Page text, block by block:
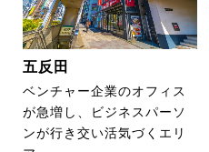
五反田
ベンチャー企業のオフィス
が急増し、ビジネスパーソ
ンが行き交い活気づくエリ